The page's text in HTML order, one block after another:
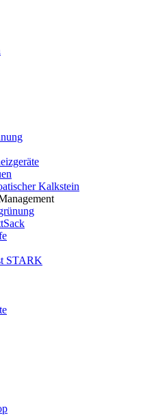
Kalkstein
STARK